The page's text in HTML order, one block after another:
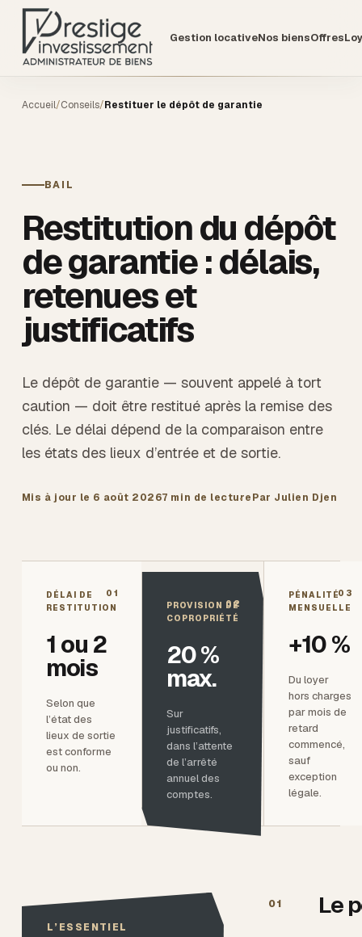
Gestion locativeNos biensOffres
Accueil/Conseils/Restituer le dépôt de garantie
BAIL
Restitution du dépôt
de garantie : délais,
retenues et
justificatifs
Le dépôt de garantie — souvent appelé à tort
caution — doit être restitué après la remise des
clés. Le délai dépend de la comparaison entre
les états des lieux d’entrée et de sortie.
Mis à jour le 6 août 20267 min de lecturePar Julien Djen
01
DÉLAI DE
RESTITUTION
1 ou 2
mois
Selon que
l’état des
lieux de sortie
est conforme
ou non.
02
PROVISION DE
COPROPRIÉTÉ
20 %
max.
Sur
justificatifs,
dans l’attente
de l’arrêté
annuel des
comptes.
03
PÉNALITÉ
MENSUELLE
+10 %
Du loyer
hors charges
par mois de
retard
commencé,
sauf
exception
légale.
L’ESSENTIEL
01 Le